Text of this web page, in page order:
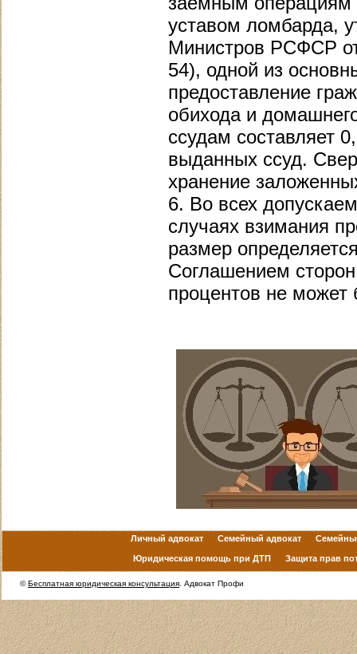
уставом ломбарда,
Министров РСФСР
54), одной из
предоставление
обихода и
ссудам составляет
выданных ссуд.
хранение
6. Во всех
случаях взимания
размер
Соглашением
процентов не может
Личный адвокат Семейный адвокат
Юридическая помощь при ДТП Защита прав
©Бесплатная юридическая консультация . Адвокат Профи